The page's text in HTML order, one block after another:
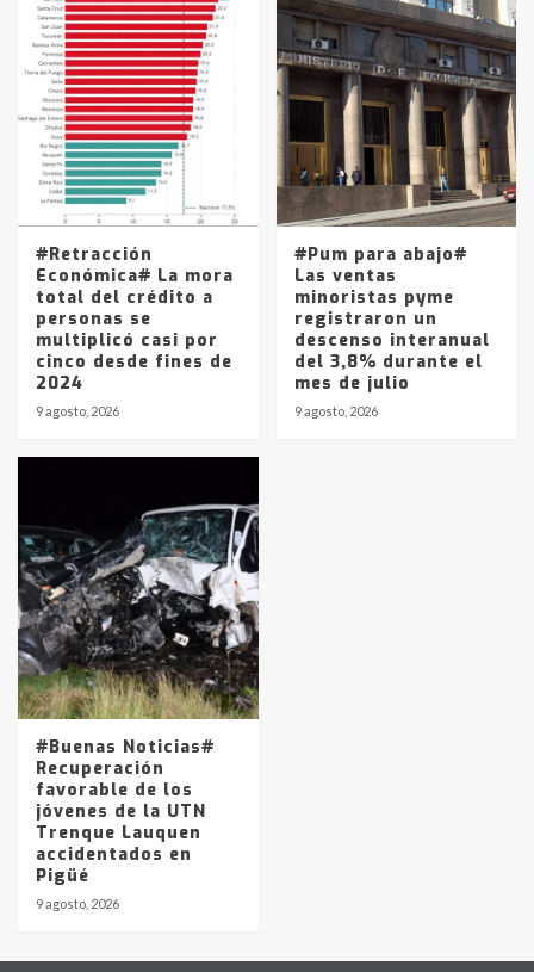
#Retracción
Económica# La mora
total del crédito a
personas se
multiplicó casi por
cinco desde fines de
2024
9 agosto, 2026
#Pum para abajo#
Las ventas
minoristas pyme
registraron un
descenso interanual
del 3,8% durante el
mes de julio
9 agosto, 2026
#Buenas Noticias#
Recuperación
favorable de los
jóvenes de la UTN
Trenque Lauquen
accidentados en
Pigüé
9 agosto, 2026